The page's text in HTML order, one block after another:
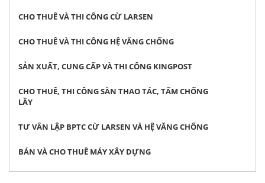
CHO THUÊ VÀ THI CÔNG CỪ LARSEN
CHO THUÊ VÀ THI CÔNG HỆ VĂNG CHỐNG
SẢN XUẤT, CUNG CẤP VÀ THI CÔNG KINGPOST
CHO THUÊ, THI CÔNG SÀN THAO TÁC, TẤM CHỐNG
LẦY
TƯ VẤN LẬP BPTC CỪ LARSEN VÀ HỆ VĂNG CHỐNG
BÁN VÀ CHO THUÊ MÁY XÂY DỰNG